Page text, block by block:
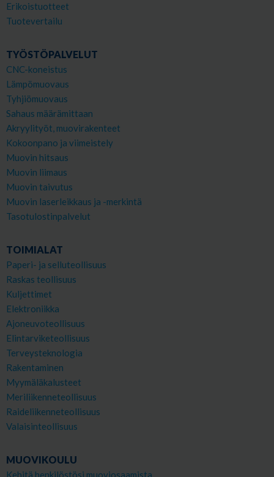
Erikoistuotteet
Tuotevertailu
TYÖSTÖPALVELUT
CNC-koneistus
Lämpömuovaus
Tyhjiömuovaus
Sahaus määrämittaan
Akryylityöt, muovirakenteet
Kokoonpano ja viimeistely
Muovin hitsaus
Muovin liimaus
Muovin taivutus
Muovin laserleikkaus ja -merkintä
Tasotulostinpalvelut
TOIMIALAT
Paperi- ja selluteollisuus
Raskas teollisuus
Kuljettimet
Elektroniikka
Ajoneuvoteollisuus
Elintarviketeollisuus
Terveysteknologia
Rakentaminen
Myymäläkalusteet
Meriliikenneteollisuus
Raideliikenneteollisuus
Valaisinteollisuus
MUOVIKOULU
Kehitä henkilöstösi muoviosaamista